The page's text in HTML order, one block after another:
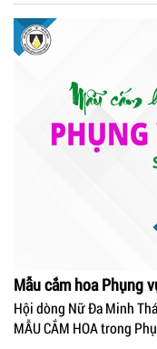
Mẫu cắm hoa Phụng
Hội dòng Nữ Đa Minh
MẪU CẮM HOA trong